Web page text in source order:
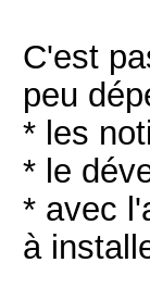
C'est
peu
* les
* le
* avec
à